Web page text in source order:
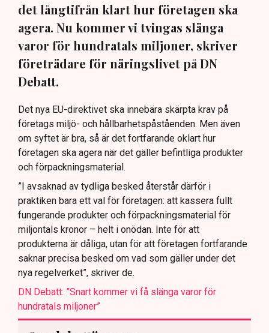
det långtifrån klart hur företagen ska
agera. Nu kommer vi tvingas slänga
varor för hundratals miljoner, skriver
företrädare för näringslivet på DN
Debatt.
Det nya EU-direktivet ska innebära skärpta krav på
företags miljö- och hållbarhetspåståenden. Men även
om syftet är bra, så är det fortfarande oklart hur
företagen ska agera när det gäller befintliga produkter
och förpackningsmaterial.
”I avsaknad av tydliga besked återstår därför i
praktiken bara ett val för företagen: att kassera fullt
fungerande produkter och förpackningsmaterial för
miljontals kronor – helt i onödan. Inte för att
produkterna är dåliga, utan för att företagen fortfarande
saknar precisa besked om vad som gäller under det
nya regelverket”, skriver de.
DN Debatt: ”Snart kommer vi få slänga varor för
hundratals miljoner”